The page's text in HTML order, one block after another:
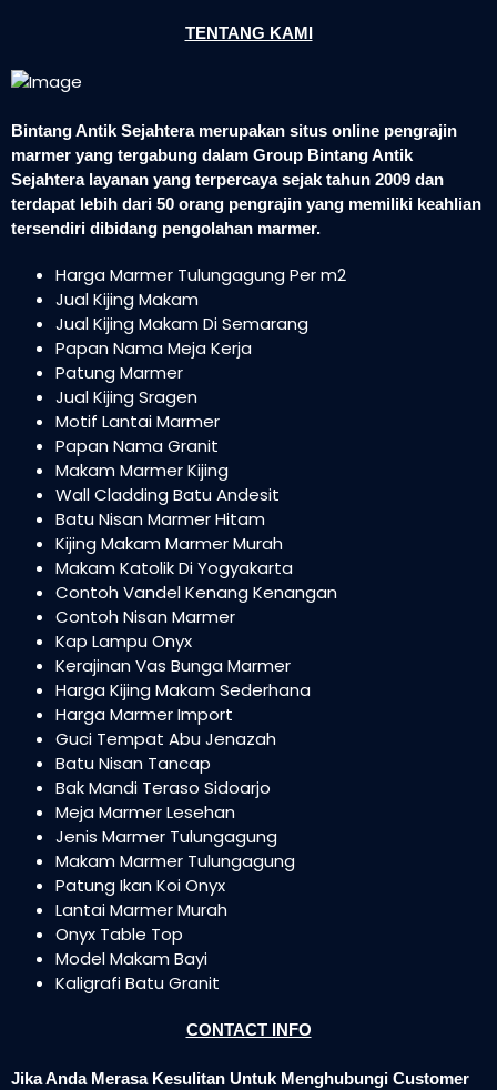
TENTANG KAMI
Bintang Antik Sejahtera merupakan situs online pengrajin
marmer yang tergabung dalam Group Bintang Antik
Sejahtera layanan yang terpercaya sejak tahun 2009 dan
terdapat lebih dari 50 orang pengrajin yang memiliki keahlian
tersendiri dibidang pengolahan marmer.
Harga Marmer Tulungagung Per m2
Jual Kijing Makam
Jual Kijing Makam Di Semarang
Papan Nama Meja Kerja
Patung Marmer
Jual Kijing Sragen
Motif Lantai Marmer
Papan Nama Granit
Makam Marmer Kijing
Wall Cladding Batu Andesit
Batu Nisan Marmer Hitam
Kijing Makam Marmer Murah
Makam Katolik Di Yogyakarta
Contoh Vandel Kenang Kenangan
Contoh Nisan Marmer
Kap Lampu Onyx
Kerajinan Vas Bunga Marmer
Harga Kijing Makam Sederhana
Harga Marmer Import
Guci Tempat Abu Jenazah
Batu Nisan Tancap
Bak Mandi Teraso Sidoarjo
Meja Marmer Lesehan
Jenis Marmer Tulungagung
Makam Marmer Tulungagung
Patung Ikan Koi Onyx
Lantai Marmer Murah
Onyx Table Top
Model Makam Bayi
Kaligrafi Batu Granit
CONTACT INFO
Jika Anda Merasa Kesulitan Untuk Menghubungi Customer